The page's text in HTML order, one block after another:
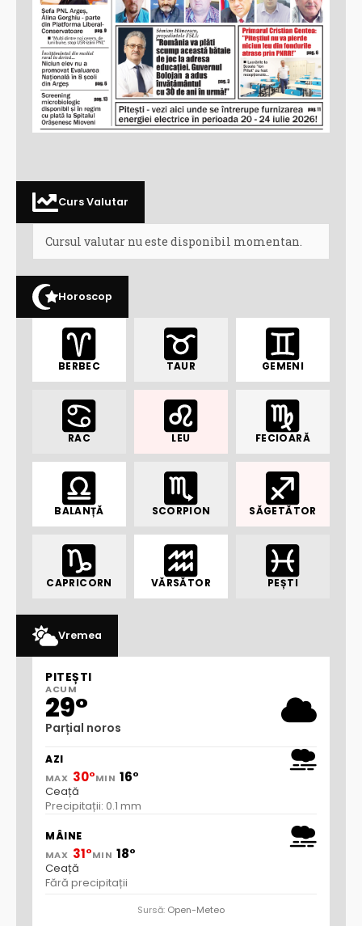
Curs Valutar
Cursul valutar nu este disponibil momentan.
Horoscop
BERBEC TAUR GEMENI
RAC LEU FECIOARĂ
BALANȚĂ SCORPION SĂGETĂTOR
CAPRICORN VĂRSĂTOR PEȘTI
Vremea
PITEȘTI
ACUM
29°
Parțial noros
AZI
MAX 30°MIN 16°
Ceață
Precipitații: 0.1 mm
MÂINE
MAX 31°MIN 18°
Ceață
Fără precipitații
Sursă: Open-Meteo